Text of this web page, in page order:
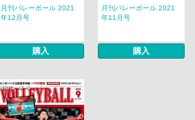
月刊バレーボール 2021
年12月号
購入
月刊バレーボール 2021
年11月号
購入